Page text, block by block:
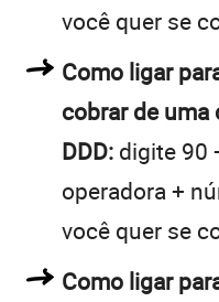
você quer se
Como ligar
cobrar de
DDD: digite 90
operadora +
você quer se
Como ligar